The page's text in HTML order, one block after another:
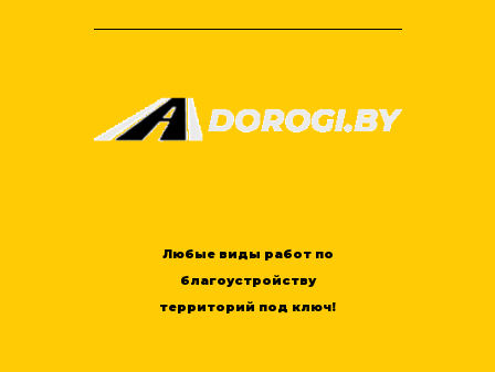
Любые виды работ по
благоустройству
территорий под ключ!